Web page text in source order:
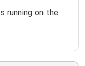
running on the